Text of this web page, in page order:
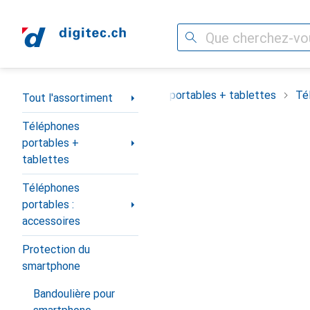
Recherche
Navigation par catégorie
Tout l'assortiment
Téléphones
portables +
tablettes
Téléphones
portables :
accessoires
Protection du
smartphone
Bandoulière pour
Tout l'assortiment Téléphones portables + tablettes